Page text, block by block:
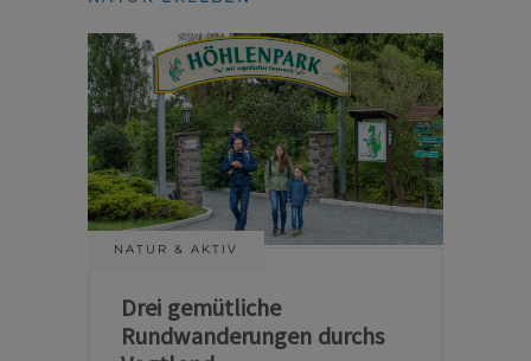
NATUR & AKTIV
Drei gemütliche
Rundwanderungen durchs